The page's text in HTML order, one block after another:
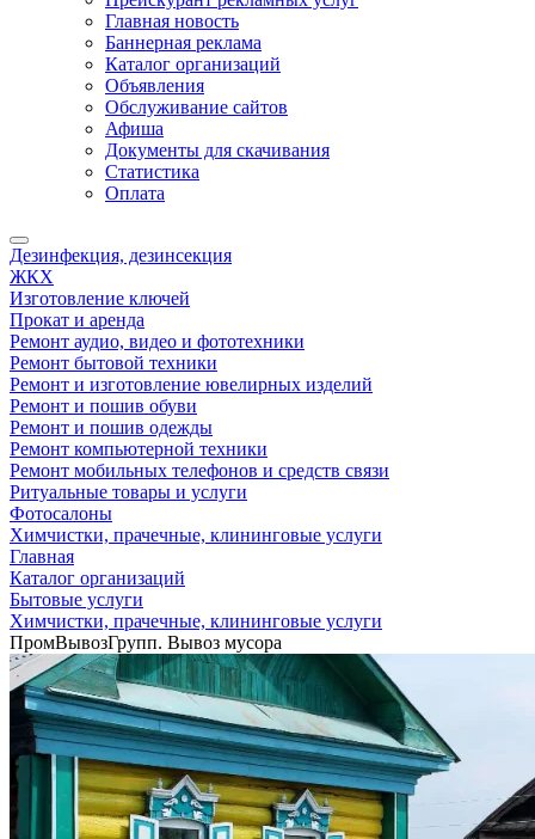
Главная новость
Баннерная реклама
Каталог организаций
Объявления
Обслуживание сайтов
Афиша
Документы для скачивания
Статистика
Оплата
Дезинфекция, дезинсекция
ЖКХ
Изготовление ключей
Прокат и аренда
Ремонт аудио, видео и фототехники
Ремонт бытовой техники
Ремонт и изготовление ювелирных изделий
Ремонт и пошив обуви
Ремонт и пошив одежды
Ремонт компьютерной техники
Ремонт мобильных телефонов и средств связи
Ритуальные товары и услуги
Фотосалоны
Химчистки, прачечные, клининговые услуги
Главная
Каталог организаций
Бытовые услуги
Химчистки, прачечные, клининговые услуги
ПромВывозГрупп. Вывоз мусора